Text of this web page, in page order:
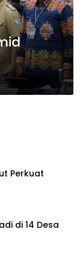
Perkuat
di 14 Desa